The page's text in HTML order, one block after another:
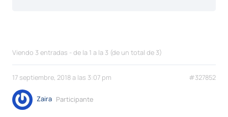
Viendo 3 entradas - de la 1 a la 3 (de un total de 3)
17 septiembre, 2018 a las 3:07 pm #327852
Zaira Participante